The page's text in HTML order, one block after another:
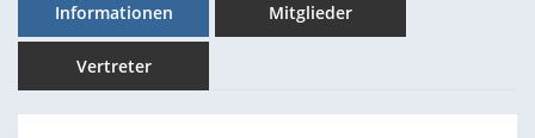
Informationen Mitglieder
Vertreter